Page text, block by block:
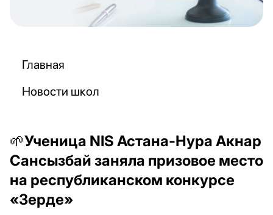
Главная
Новости школ
🌱Ученица NIS Астана-Нура Акнар
Сансызбай заняла призовое место
на республиканском конкурсе
«Зерде»